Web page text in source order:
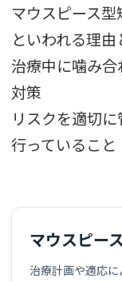
マウスピース
といわれる理
治療中に噛み
対策
リスクを適切
行っていること
マウスピー
治療計画や適応